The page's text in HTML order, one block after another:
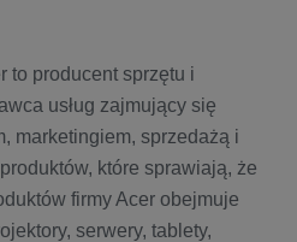
to producent sprzętu i
usług zajmujący się
marketingiem, sprzedażą i
które sprawiają, że
firmy Acer obejmuje
serwery, tablety,